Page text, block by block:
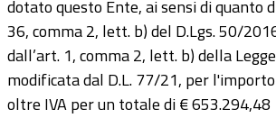
dotato questo Ente, ai sensi di quanto
36, comma 2, lett. b) del D.Lgs. 50/
dall’art. 1, comma 2, lett. b) della
modificata dal D.L. 77/21, per
oltre IVA per un totale di € 653.294,48